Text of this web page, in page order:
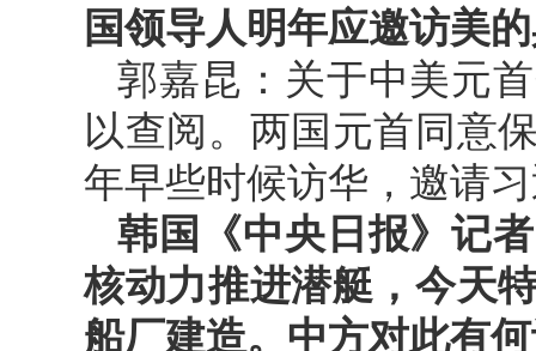
国领导人明年应邀访美
郭嘉昆：关于中美元
以查阅。两国元首同意
年早些时候访华，邀请
韩国《中央日报》记
核动力推进潜艇，今天
船厂建造。中方对此有